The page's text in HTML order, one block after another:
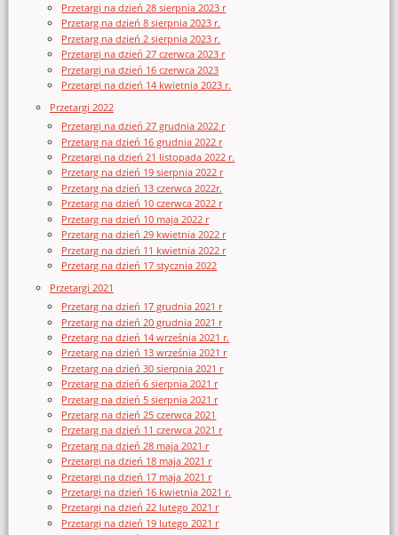
Przetargi na dzień 28 sierpnia 2023 r
Przetarg na dzień 8 sierpnia 2023 r.
Przetarg na dzień 2 sierpnia 2023 r.
Przetargi na dzień 27 czerwca 2023 r
Przetargi na dzień 16 czerwca 2023
Przetargi na dzień 14 kwietnia 2023 r.
Przetargi 2022
Przetargi na dzień 27 grudnia 2022 r
Przetarg na dzień 16 grudnia 2022 r
Przetargi na dzień 21 listopada 2022 r.
Przetarg na dzień 19 sierpnia 2022 r
Przetarg na dzień 13 czerwca 2022r.
Przetarg na dzień 10 czerwca 2022 r
Przetarg na dzień 10 maja 2022 r
Przetarg na dzień 29 kwietnia 2022 r
Przetarg na dzień 11 kwietnia 2022 r
Przetarg na dzień 17 stycznia 2022
Przetargi 2021
Przetarg na dzień 17 grudnia 2021 r
Przetarg na dzień 20 grudnia 2021 r
Przetarg na dzień 14 września 2021 r.
Przetarg na dzień 13 września 2021 r
Przetarg na dzień 30 sierpnia 2021 r
Przetarg na dzień 6 sierpnia 2021 r
Przetarg na dzień 5 sierpnia 2021 r
Przetarg na dzień 25 czerwca 2021
Przetarg na dzień 11 czerwca 2021 r
Przetarg na dzień 28 maja 2021 r
Przetargi na dzień 18 maja 2021 r
Przetargi na dzień 17 maja 2021 r
Przetargi na dzień 16 kwietnia 2021 r.
Przetargi na dzień 22 lutego 2021 r
Przetargi na dzień 19 lutego 2021 r